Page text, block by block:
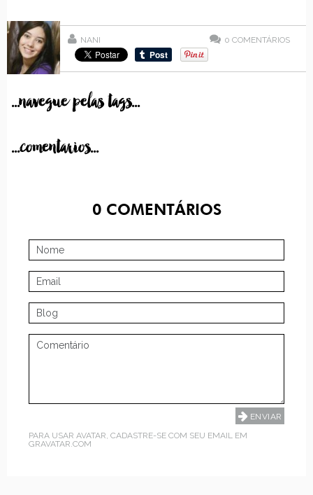
NANI 0 COMENTÁRIOS
...navegue pelas tags...
...comentarios...
0COMENTÁRIOS
PARA USAR AVATAR, CADASTRE-SE COM SEU EMAIL EM
GRAVATAR.COM